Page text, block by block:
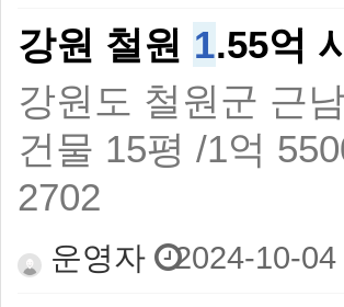
강원 철원 1.55억
강원도 철원군 근
건물 15평 /1억
2702
운영자 2024-10-04